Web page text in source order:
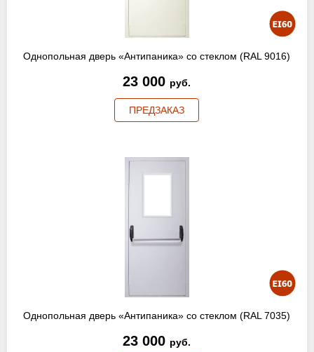
Однопольная дверь «Антипаника» со стеклом (RAL 9016)
23 000 руб.
ПРЕДЗАКАЗ
Однопольная дверь «Антипаника» со стеклом (RAL 7035)
23 000 руб.